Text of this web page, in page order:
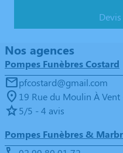
Nos agences
Pompes Funèbres Costard
pfcostard@gmail.com
19 Rue du Moulin À
5/5 - 4 avis
Pompes Funèbres &